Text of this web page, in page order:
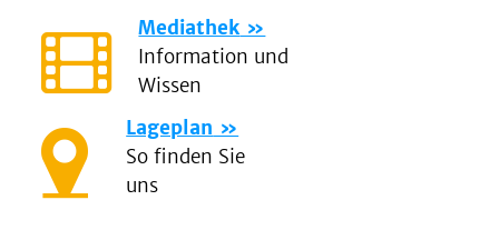
Mediathek
Information und
Wissen
Lageplan
So finden Sie
uns